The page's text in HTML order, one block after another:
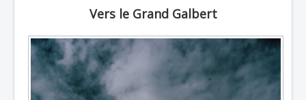
Vers le Grand Galbert